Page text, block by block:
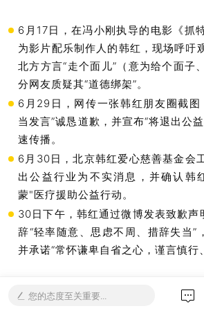
6月17日，在冯小刚执导的电影《抓
为影片配乐制作人的韩红，现场呼吁
北方方言“走个面儿”（意为给个面子
分网友质疑其“道德绑架”。
6月29日，网传一张韩红朋友圈截图
当发言”诚恳道歉，并宣布“将退出公
速传播。
6月30日，北京韩红爱心慈善基金会
出公益行业为不实消息，并确认韩
蒙"医疗援助公益行动。
30日下午，韩红通过微博发表致歉声
辞“轻率随意、思虑不周、措辞失当”
并承诺“常怀谦卑自省之心，谨言慎行
您的态度至关重要...